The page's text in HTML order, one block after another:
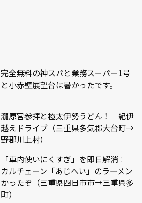
全無料の神スパと業務スーパー1号
小赤壁展望台は暑かったです。
原宮参拝と極太伊勢うどん！ 紀伊
えドライブ（三重県多気郡大台町→
郡川上村）
車内使いにくすぎ」を即日解消！
ルチェーン「あじへい」のラーメン
ったぞ（三重県四日市市→三重県多
）